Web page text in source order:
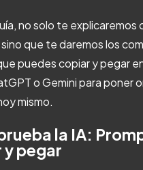
no solo te explicaremos
que te daremos los
puedes copiar y pegar
o Gemini para poner
mismo.
la IA:
pegar